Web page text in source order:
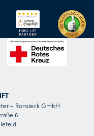
+ Ronsieck GmbH
6